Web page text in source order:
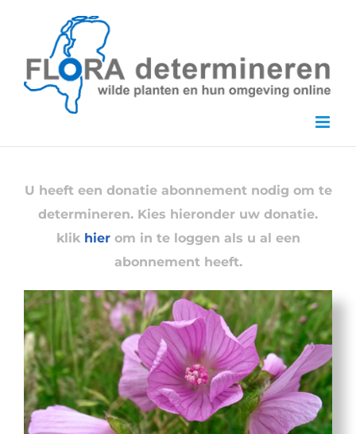
content
U heeft een donatie abonnement nodig om te
determineren. Kies hieronder uw donatie.
klik hierom in te loggen als u al een
abonnement heeft.